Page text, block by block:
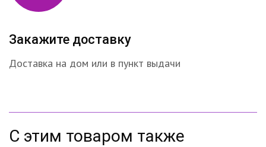
Закажите доставку
Доставка на дом или в пункт выдачи
С этим товаром также